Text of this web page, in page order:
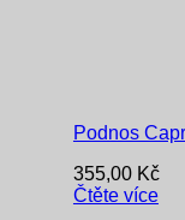
Podnos
355,00 Kč
Čtěte více